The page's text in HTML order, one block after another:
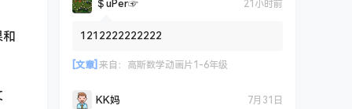
＄uΡer☞ 21小时前
1212222222222
[文章] 来自： 高斯数学动画片1-6年级
KK妈 7月31日